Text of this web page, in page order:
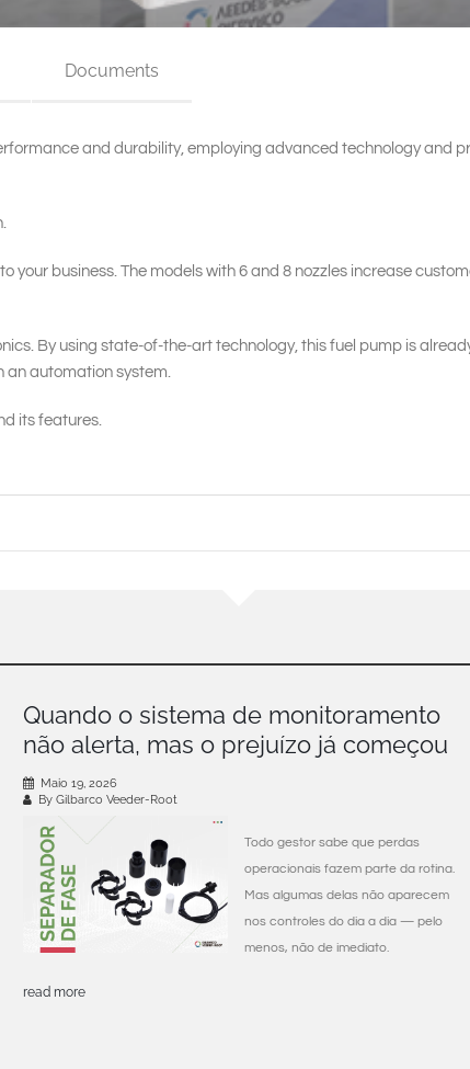
Documents
and durability, employing advanced technology and
your business. The models with 6 and 8 nozzles increase
By using state-of-the-art technology, this fuel pump is
an automation system.
its features.
Quando o sistema de monitoramento
não alerta, mas o prejuízo já começou
Maio 19, 2026
By Gilbarco Veeder-Root
Todo gestor sabe que perdas
operacionais fazem parte da rotina.
Mas algumas delas não aparecem
nos controles do dia a dia — pelo
menos, não de imediato.
read more